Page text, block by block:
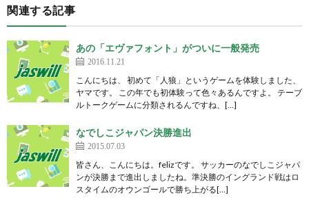
関連する記事
あの「エヴァフォント」がついに一般発売
2016.11.21
こんにちは、 初めて「人狼」というゲームを体験しました、
ヤマです。 この年でも初体験って色々あるんですよ。 テーブ
ルトークゲームに分類されるんですね、[…]
なでしこジャパン決勝進出
2015.07.03
皆さん、こんにちは。felizです。 サッカーのなでしこジャパ
ンが決勝まで進出しましたね。準決勝のイングランド戦はロ
スタイムのオウンゴールで勝ち上がる[…]